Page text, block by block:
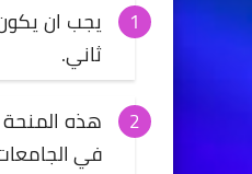
ثاني.
هذه
في